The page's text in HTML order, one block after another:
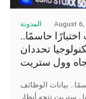
المدونة August
حاسمًا..
تحددان
وول ستريت
بيانات الوظائف